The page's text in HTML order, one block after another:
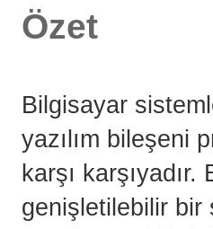
Özet
Bilgisayar
yazılım bileşeni
karşı
genişletilebilir bir